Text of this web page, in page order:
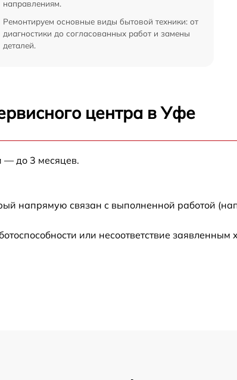
направлениям.
Ремонтируем основные виды бытовой техники: от
диагностики до согласованных работ и замены
деталей.
центра в Уфе
— до 3 месяцев.
напрямую связан с выполненной работой
или несоответствие